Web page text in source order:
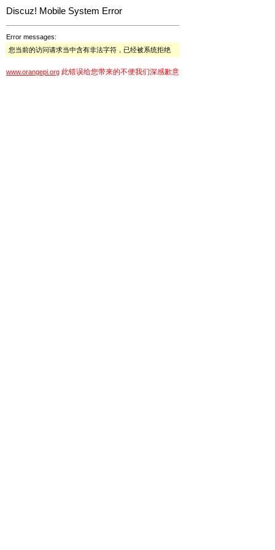
Discuz! Mobile System Error
Error messages:
您当前的访问请求当中含有非法字符，已经被系统拒绝
www.orangepi.org 此错误给您带来的不便我们深感歉意